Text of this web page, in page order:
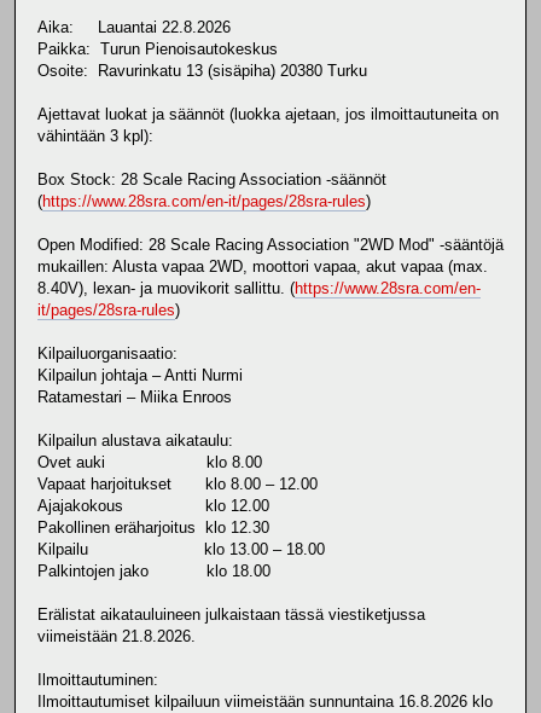
Aika: Lauantai 22.8.2026
Paikka: Turun Pienoisautokeskus
Osoite: Ravurinkatu 13 (sisäpiha) 20380 Turku
Ajettavat luokat ja säännöt (luokka ajetaan, jos ilmoittautuneita on
vähintään 3 kpl):
Box Stock: 28 Scale Racing Association -säännöt
(https://www.28sra.com/en-it/pages/28sra-rules)
Open Modified: 28 Scale Racing Association "2WD Mod" -sääntöjä
mukaillen: Alusta vapaa 2WD, moottori vapaa, akut vapaa (max.
8.40V), lexan- ja muovikorit sallittu. (https://www.28sra.com/en-
it/pages/28sra-rules)
Kilpailuorganisaatio:
Kilpailun johtaja – Antti Nurmi
Ratamestari – Miika Enroos
Kilpailun alustava aikataulu:
Ovet auki klo 8.00
Vapaat harjoitukset klo 8.00 – 12.00
Ajajakokous klo 12.00
Pakollinen eräharjoitus klo 12.30
Kilpailu klo 13.00 – 18.00
Palkintojen jako klo 18.00
Erälistat aikatauluineen julkaistaan tässä viestiketjussa
viimeistään 21.8.2026.
Ilmoittautuminen:
Ilmoittautumiset kilpailuun viimeistään sunnuntaina 16.8.2026 klo